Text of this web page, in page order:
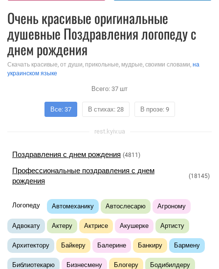
Очень красивые оригинальные
душевные Поздравления логопеду с
днем рождения
Скачать красивые, от души, прикольные, мудрые, своими словами, на
украинском языке
Всего: 37 шт
Все: 37 В стихах: 28 В прозе: 9
rest.kyiv.ua
Поздравления с днем рождения (4811)
Профессиональные поздравления с днем
рождения
(18145)
Логопеду Автомеханику Автослесарю Агроному
Адвокату Актеру Актрисе Акушерке Артисту
Архитектору Байкеру Балерине Банкиру Бармену
Библиотекарю Бизнесмену Блогеру Бодибилдеру